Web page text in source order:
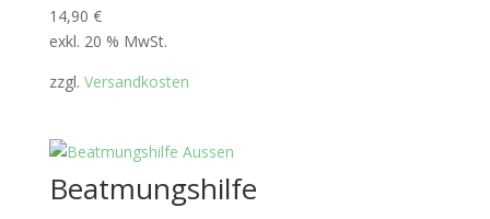
14,90 €
exkl. 20 % MwSt.
zzgl. Versandkosten
Beatmungshilfe